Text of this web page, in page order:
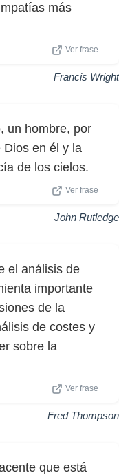
más
Ver frase
Francis Wright
un hombre, por
en él y la
de los cielos.
Ver frase
John Rutledge
el análisis de
importante
de la
de costes y
sobre la
Ver frase
Fred Thompson
que está